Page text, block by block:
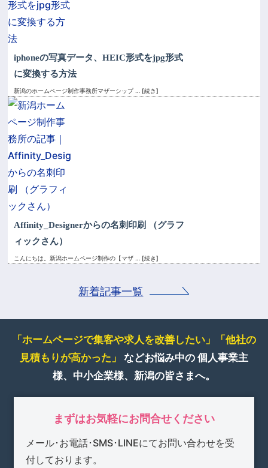
iphoneの写真データ、HEIC形式をjpg形式
に変換する方法
新潟のホームページ制作事務所マザーシップ … [続き]
Affinity_Designerからの名刺印刷 （グラフ
ィックさん）
こんにちは。新潟ホームページ制作の【マザ … [続き]
新着記事一覧
「ホームページで集客や求人を改善したい」
「他社の
見積もりが高かった」 などお悩み中の 個人事業主
様、中小企業様、新潟の皆さまへ。
まずはお気軽にお問合せください
メール･お電話･SMS･LINEにてお問い合わせを受
付しております。